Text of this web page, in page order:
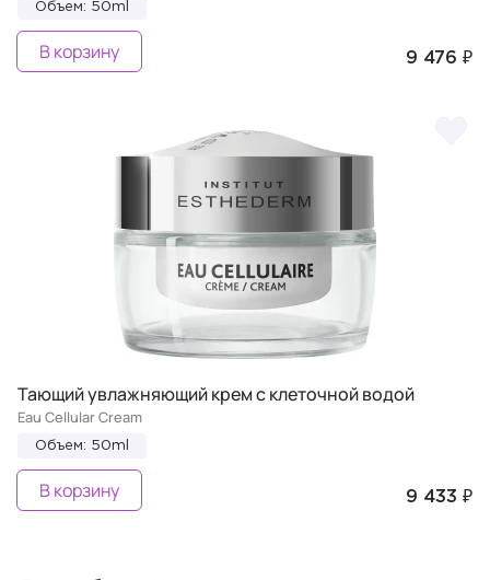
Объем: 50ml
9 476 ₽
В корзину
Тающий увлажняющий крем с клеточной водой
Eau Cellular Cream
Объем: 50ml
9 433 ₽
В корзину